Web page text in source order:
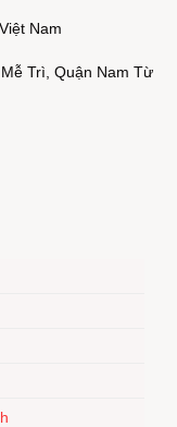
Nam
Trì, Quận Nam Từ